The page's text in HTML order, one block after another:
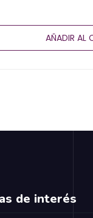
AÑADIR AL
de interés